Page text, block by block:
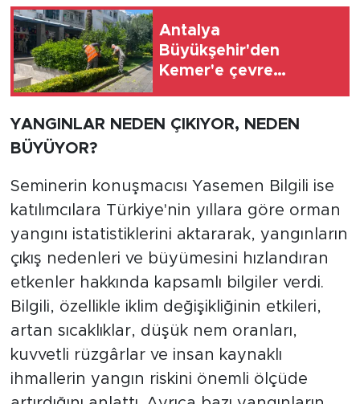
Antalya
Büyükşehir'den
Kemer'e çevre
YANGINLAR NEDEN ÇIKIYOR, NEDEN
BÜYÜYOR?
Seminerin konuşmacısı Yasemen Bilgili ise
katılımcılara Türkiye'nin yıllara göre orman
yangını istatistiklerini aktararak, yangınların
çıkış nedenleri ve büyümesini hızlandıran
etkenler hakkında kapsamlı bilgiler verdi.
Bilgili, özellikle iklim değişikliğinin etkileri,
artan sıcaklıklar, düşük nem oranları,
kuvvetli rüzgârlar ve insan kaynaklı
ihmallerin yangın riskini önemli ölçüde